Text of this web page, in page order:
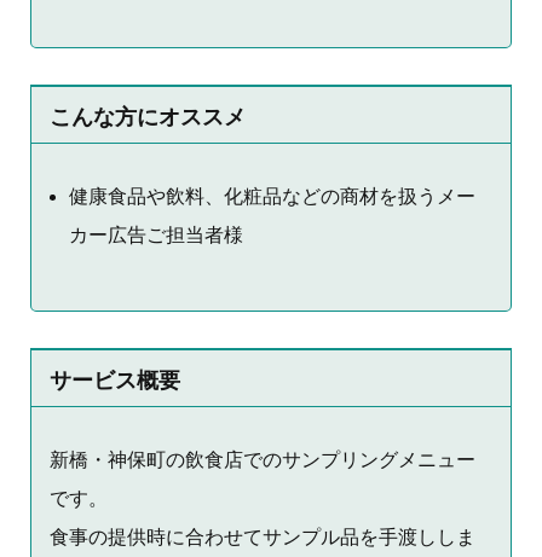
こんな方にオススメ
健康食品や飲料、化粧品などの商材を扱うメー
カー広告ご担当者様
サービス概要
新橋・神保町の飲食店でのサンプリングメニュー
です。
食事の提供時に合わせてサンプル品を手渡ししま